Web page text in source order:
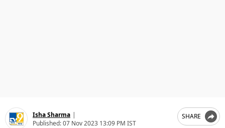
Isha Sharma |
Published:07 Nov 2023 13:09 PM IST
SHARE